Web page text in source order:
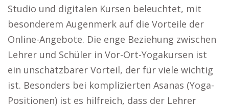
Studio und digitalen Kursen beleuchtet, mit
besonderem Augenmerk auf die Vorteile der
Online-Angebote. Die enge Beziehung zwischen
Lehrer und Schüler in Vor-Ort-Yogakursen ist
ein unschätzbarer Vorteil, der für viele wichtig
ist. Besonders bei komplizierten Asanas (Yoga-
Positionen) ist es hilfreich, dass der Lehrer